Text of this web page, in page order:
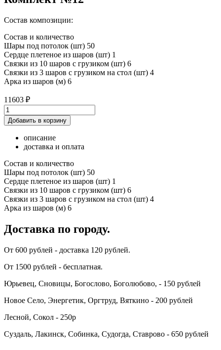
Состав композиции:
Состав и количество
Шары под потолок (шт) 50
Сердце плетеное из шаров (шт) 1
Связки из 10 шаров с грузиком (шт) 6
Связки из 3 шаров с грузиком на стол (шт) 4
Арка из шаров (м) 6
11603 ₽
Добавить в корзину
описание
доставка и оплата
Состав и количество
Шары под потолок (шт) 50
Сердце плетеное из шаров (шт) 1
Связки из 10 шаров с грузиком (шт) 6
Связки из 3 шаров с грузиком на стол (шт) 4
Арка из шаров (м) 6
Доставка по городу.
От 600 рублей - доставка 120 рублей.
От 1500 рублей - бесплатная.
Юрьевец, Сновицы, Богослово, Боголюбово, - 150 рублей
Новое Село, Энергетик, Оргтруд, Вяткино - 200 рублей
Лесной, Сокол - 250р
Суздаль, Лакинск, Собинка, Судогда, Ставрово - 650 рублей